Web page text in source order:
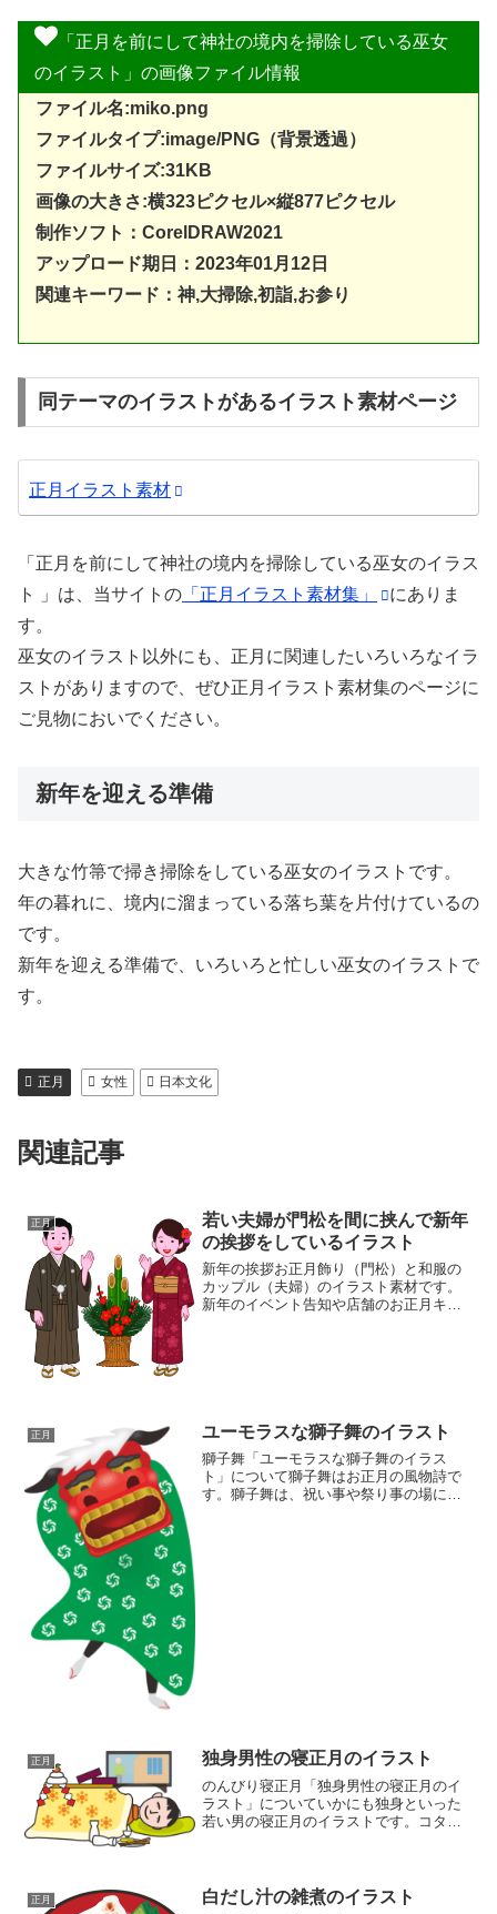
「正月を前にして神社の境内を掃除している巫女
のイラスト」の画像ファイル情報
ファイル名:miko.png
ファイルタイプ:image/PNG（背景透過）
ファイルサイズ:31KB
画像の大きさ:横323ピクセル×縦877ピクセル
制作ソフト： CorelDRAW2021
アップロード期日：2023年01月12日
関連キーワード：神,大掃除,初詣,お参り
同テーマのイラストがあるイラスト素材ページ
正月イラスト素材
「正月を前にして神社の境内を掃除している巫女のイラス
ト 」は、当サイトの 「正月イラスト素材集」
にありま
す。
巫女のイラスト以外にも、正月に関連したいろいろなイラ
ストがありますので、ぜひ正月イラスト素材集のページに
ご見物においでください。
新年を迎える準備
大きな竹箒で掃き掃除をしている巫女のイラストです。
年の暮れに、境内に溜まっている落ち葉を片付けているの
です。
新年を迎える準備で、いろいろと忙しい巫女のイラストで
す。
正月 女性 日本文化
関連記事
正月
若い夫婦が門松を間に挟んで新年
の挨拶をしているイラスト
新年の挨拶お正月飾り（門松）と和服の
カップル（夫婦）のイラスト素材です。
新年のイベント告知や店舗のお正月キャ
正月 ユーモラスな獅子舞のイラスト
獅子舞「ユーモラスな獅子舞のイラス
ト」について獅子舞はお正月の風物詩で
す。獅子舞は、祝い事や祭り事の場に登
正月 独身男性の寝正月のイラスト
のんびり寝正月「独身男性の寝正月のイ
ラスト」についていかにも独身といった
若い男の寝正月のイラストです。コタツ
けっぱなし。コタツのまわ...
正月 白だし汁の雑煮のイラスト